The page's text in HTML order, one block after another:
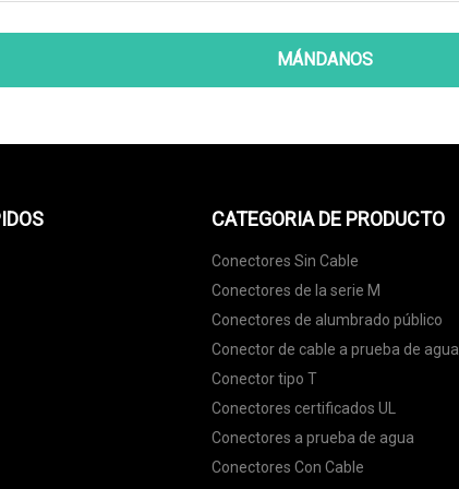
MÁNDANOS
CATEGORIA DE PRODUCTO
Conectores Sin Cable
Conectores de la serie M
Conectores de alumbrado público
Conector de cable a prueba de agua
Conector tipo T
Conectores certificados UL
Conectores a prueba de agua
Conectores Con Cable